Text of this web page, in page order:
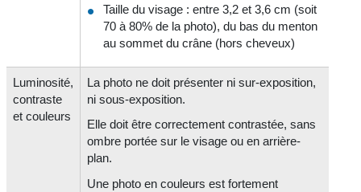
Taille du visage : entre 3,2 et 3,6 cm (soit
70 à 80% de la photo), du bas du menton
au sommet du crâne (hors cheveux)
Luminosité,
contraste
et couleurs
La photo ne doit présenter ni sur-exposition,
ni sous-exposition.
Elle doit être correctement contrastée, sans
ombre portée sur le visage ou en arrière-
plan.
Une photo en couleurs est fortement